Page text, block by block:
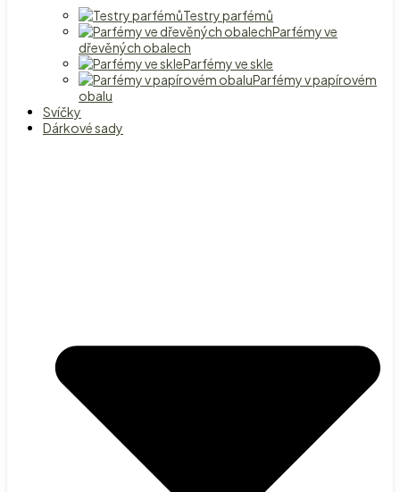
Testry parfémů
Parfémy ve
dřevěných obalech
Parfémy ve skle
Parfémy v papírovém
obalu
Svíčky
Dárkové sady